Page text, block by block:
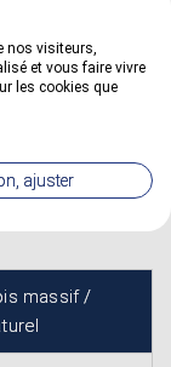
est facile à
courant.Point
des plats très
l’infiltration
bois
massif /
nos visiteurs,
et vous faire vivre
les cookies que
ajuster